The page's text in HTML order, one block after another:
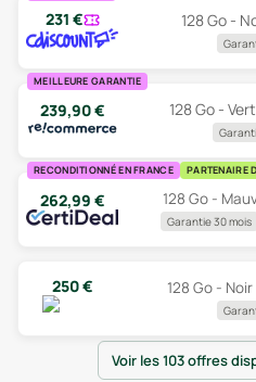
231 € 128 Go -
MEILLEURE GARANTIE
239,90€ 128 Go -
RECONDITIONNÉ EN FRANCE PARTENAIRE
262,99 € 128 Go -
Garantie 30 mois
250€ 128 Go -
Voir les 103 offres